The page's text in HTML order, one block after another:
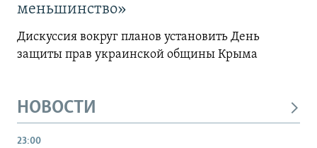
меньшинство»
Дискуссия вокруг планов установить День
защиты прав украинской общины Крыма
НОВОСТИ
23:00